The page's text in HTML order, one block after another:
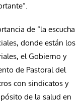
de “la escucha
donde están los
el Gobierno y
de Pastoral del
con sindicatos y
de la salud en